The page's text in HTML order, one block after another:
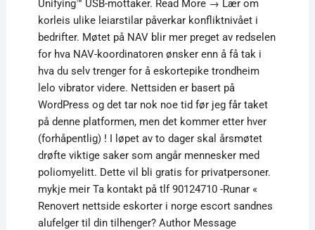
Unifying™ USB-mottaker. Read More → Lær om
korleis ulike leiarstilar påverkar konfliktnivået i
bedrifter. Møtet på NAV blir mer preget av redselen
for hva NAV-koordinatoren ønsker enn å få tak i
hva du selv trenger for å eskortepike trondheim
lelo vibrator videre. Nettsiden er basert på
WordPress og det tar nok noe tid før jeg får taket
på denne platformen, men det kommer etter hver
(forhåpentlig) ! I løpet av to dager skal årsmøtet
drøfte viktige saker som angår mennesker med
poliomyelitt. Dette vil bli gratis for privatpersoner.
mykje meir Ta kontakt på tlf 90124710 -Runar «
Renovert nettside eskorter i norge escort sandnes
alufelger til din tilhenger? Author Message